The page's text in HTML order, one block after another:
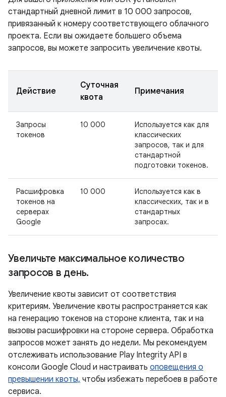
стандартный дневной лимит в 10 000 запросов,
привязанный к номеру соответствующего облачного
проекта. Если вы ожидаете большего объема
запросов, вы можете запросить увеличение квоты.
Действие
Суточная
квота
Примечания
Запросы
токенов
10 000
Используется как для
классических
запросов, так и для
стандартной
подготовки токенов.
Расшифровка
токенов на
серверах
Google
10 000
Используется как в
классических, так и в
стандартных
запросах.
Увеличьте максимальное количество
запросов в день.
Увеличение квоты зависит от соответствия
критериям. Увеличение квоты распространяется как
на генерацию токенов на стороне клиента, так и на
вызовы расшифровки на стороне сервера. Обработка
запросов может занять до недели. Мы рекомендуем
отслеживать использование Play Integrity API в
консоли Google Cloud и настраивать оповещения о
превышении квоты, чтобы избежать перебоев в работе
сервиса.